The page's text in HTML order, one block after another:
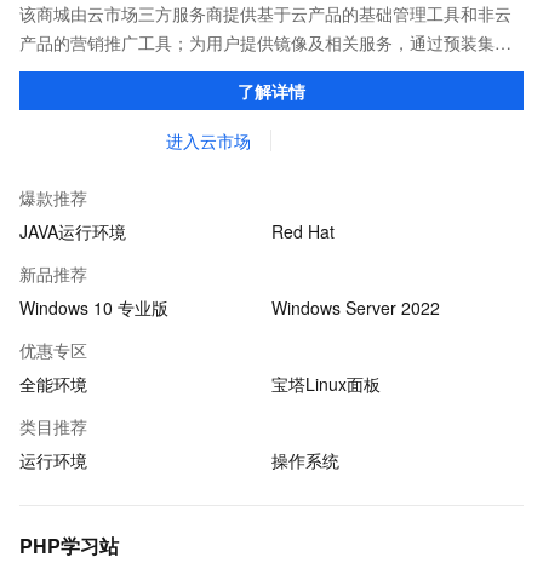
该商城由云市场三方服务商提供基于云产品的基础管理工具和非云
产品的营销推广工具；为用户提供镜像及相关服务，通过预装集成
环境及软件，实现云服务器即开即于阿里云的独立软件类，包括商
业软件、系统软件、营销软件等。了解详情
进入云市场
爆款推荐
JAVA运行环境
Red Hat
新品推荐
Windows 10 专业版
Windows Server 2022
优惠专区
全能环境
宝塔Linux面板
类目推荐
运行环境
操作系统
PHP学习站